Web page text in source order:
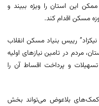
این استان را ویژه ببیند و
مسکن اقدام کند.
رییس بنیاد مسکن انقلاب
مردم در تامین نیازهای اولیه
و پرداخت اقساط آن را
بلاعوض می‌تواند بخش